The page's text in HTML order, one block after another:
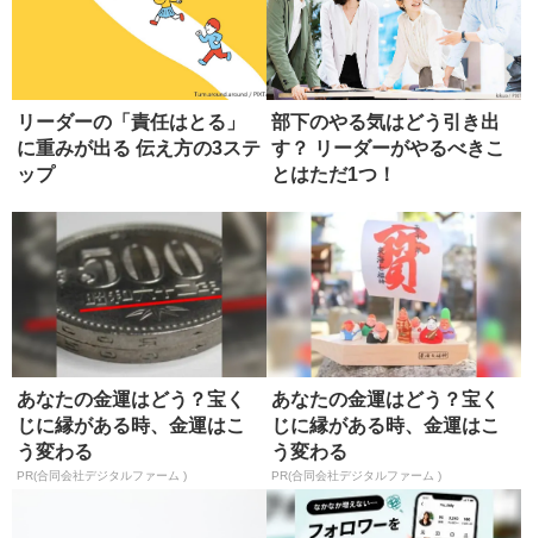
リーダーの「責任はとる」
に重みが出る 伝え方の3ステ
ップ
部下のやる気はどう引き出
す？ リーダーがやるべきこ
とはただ1つ！
あなたの金運はどう？宝く
じに縁がある時、金運はこ
う変わる
PR(合同会社デジタルファーム )
あなたの金運はどう？宝く
じに縁がある時、金運はこ
う変わる
PR(合同会社デジタルファーム )